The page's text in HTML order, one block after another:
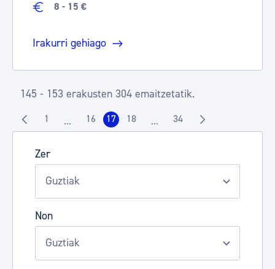
Zer
Non
8 - 15 €
Irakurri gehiago
145 - 153 erakusten 304 emaitzetatik.
Orrialdea
1 ...Intermediate Pages Use TAB to navigate.
Orrialdea
16 Orrialdea
17 Orrialdea
18 ...Intermediate Pages Use TAB
Orrialdea
34